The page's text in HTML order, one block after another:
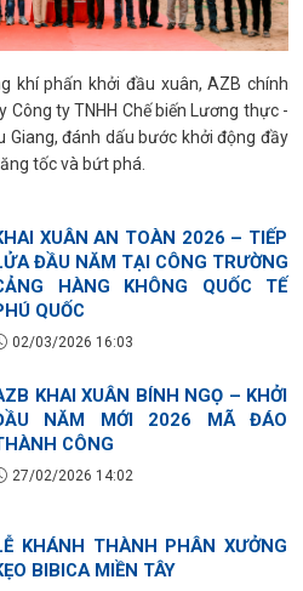
khí phấn khởi đầu xuân, AZB chính
ty TNHH Chế biến Lương thực -
đánh dấu bước khởi động đầy
tốc và bứt phá.
XUÂN AN TOÀN 2026 – TIẾP
ĐẦU NĂM TẠI CÔNG TRƯỜNG
HÀNG KHÔNG QUỐC TẾ
QUỐC
02/03/2026 16:03
KHAI XUÂN BÍNH NGỌ – KHỞI
NĂM MỚI 2026 MÃ ĐÁO
CÔNG
27/02/2026 14:02
KHÁNH THÀNH PHÂN XƯỞNG
BIBICA MIỀN TÂY